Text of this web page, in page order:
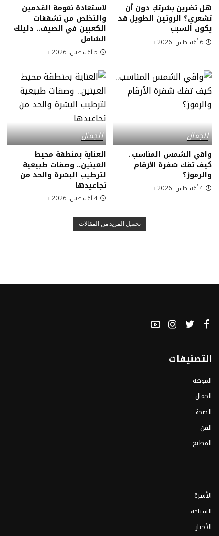
هل تضرين بشرتكِ دون أن
تشعري؟ الروتين الطويل قد
يكون السبب
6 أغسطس، 2026
لاستعادة نعومة القدمين
والتخلص من تشققات
الكعبين في الصيف.. دليلك
الشامل
5 أغسطس، 2026
الجمال
واقي الشمس المناسب..
كيف تفك شفرة الأرقام
والرموز؟
4 أغسطس، 2026
الجمال
العناية بمنطقة محيط
العينين.. وصفات طبيعية
لترطيب البشرة والحد من
تجاعيدها
4 أغسطس، 2026
تحميل المزيد من المقالات
التصنيفات
الموضة
الجمال
الصحة
الفن
المطبخ
الأسرة
السياحة
الأخبار